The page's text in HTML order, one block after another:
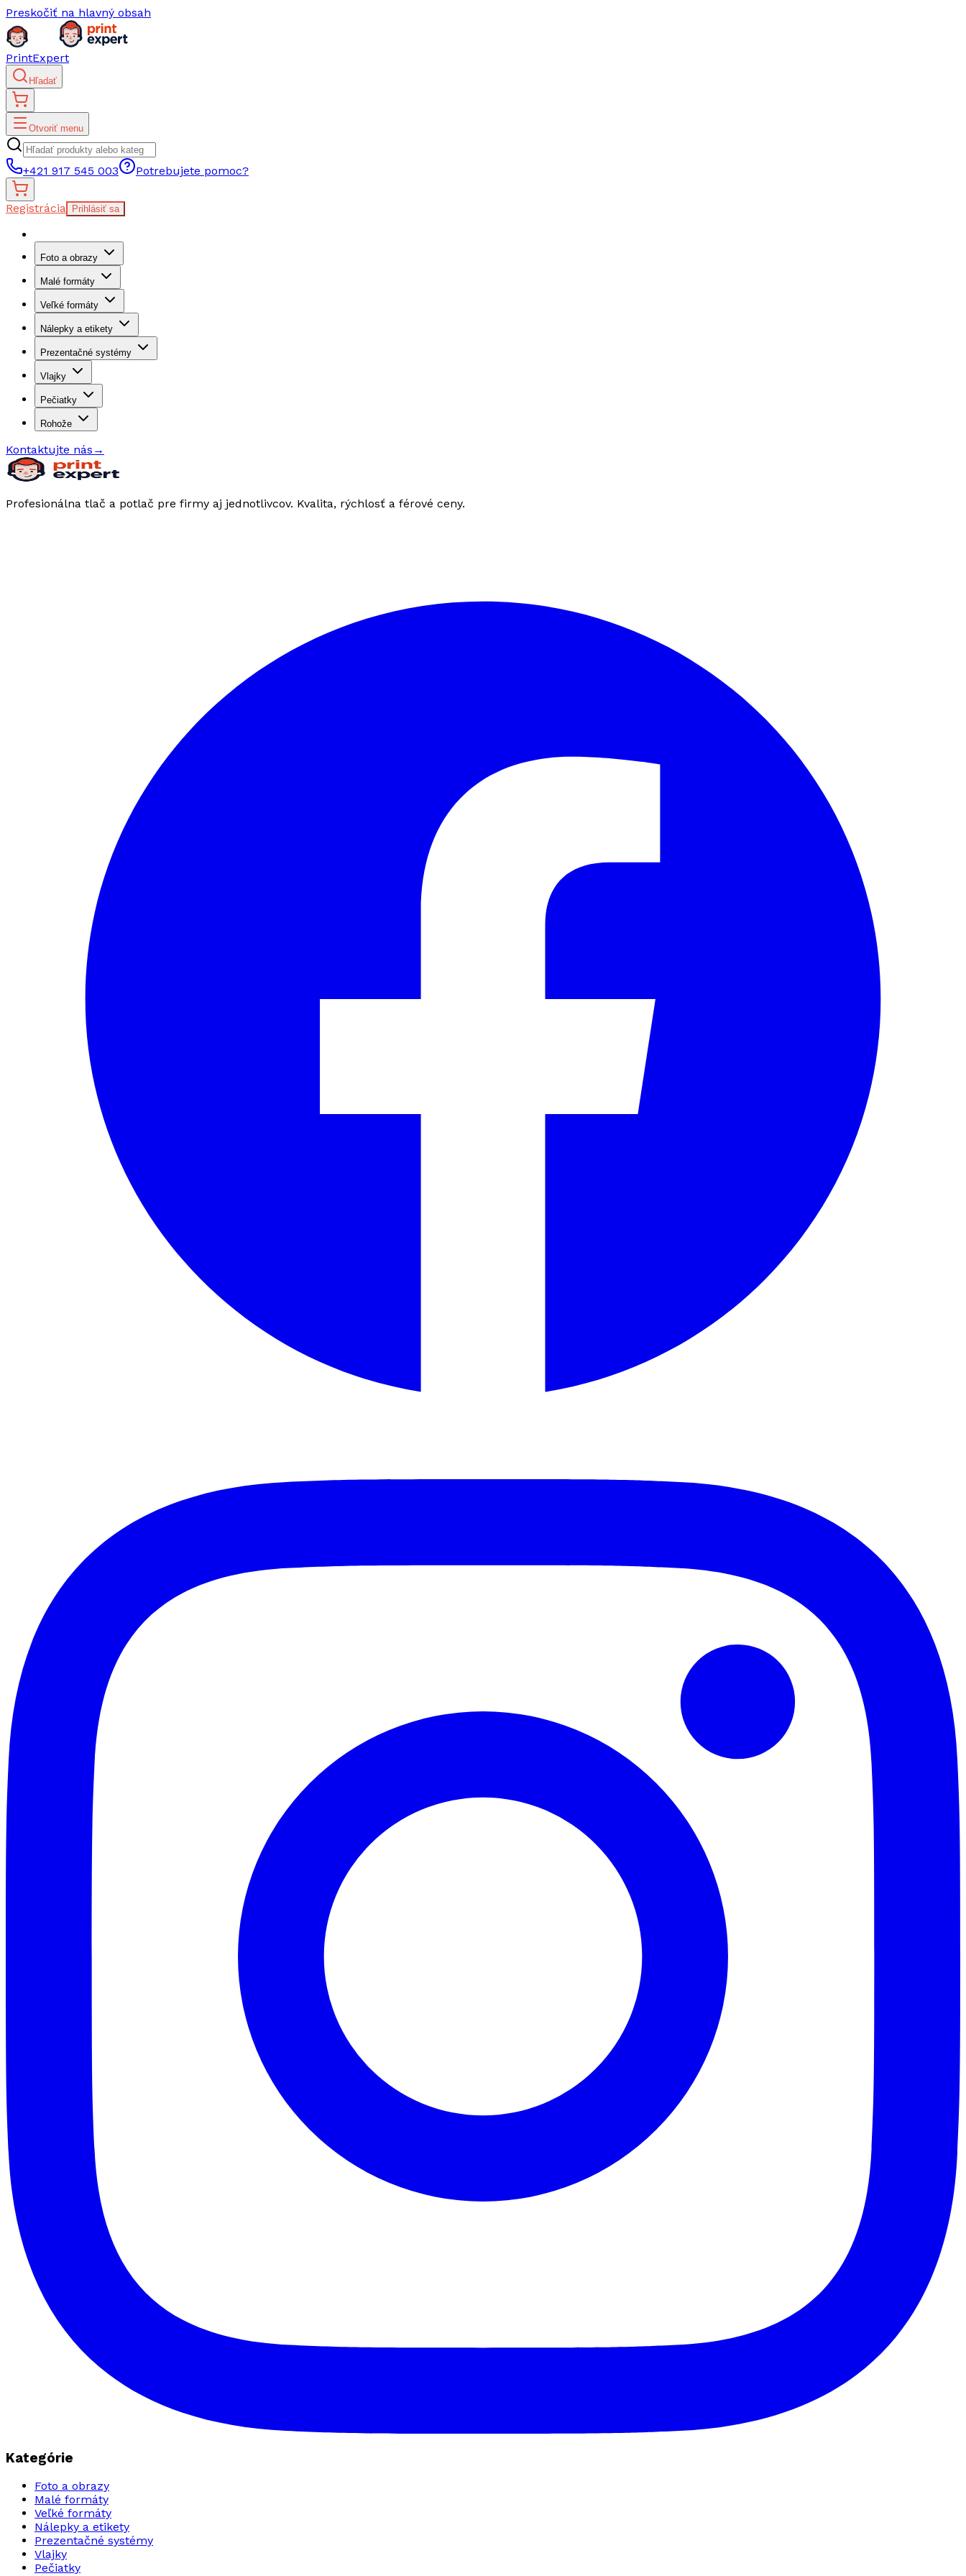
Preskočiť na hlavný obsah
PrintExpert
Hľadať
Otvoriť menu
+421 917 545 003 Potrebujete pomoc?
Registrácia Prihlásiť sa
Foto a obrazy
Malé formáty
Veľké formáty
Nálepky a etikety
Prezentačné systémy
Vlajky
Pečiatky
Rohože
Kontaktujte nás →
Profesionálna tlač a potlač pre firmy aj jednotlivcov. Kvalita, rýchlosť a férové ceny.
Kategórie
Foto a obrazy
Malé formáty
Veľké formáty
Nálepky a etikety
Prezentačné systémy
Vlajky
Pečiatky